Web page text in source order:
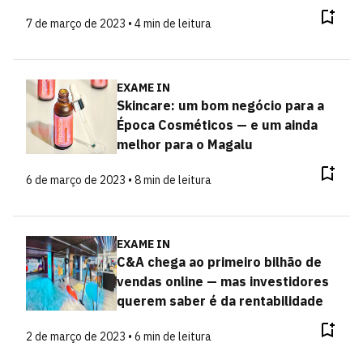
7 de março de 2023 • 4 min de leitura
EXAME IN
Skincare: um bom negócio para a
Época Cosméticos — e um ainda
melhor para o Magalu
6 de março de 2023 • 8 min de leitura
EXAME IN
C&A chega ao primeiro bilhão de
vendas online — mas investidores
querem saber é da rentabilidade
2 de março de 2023 • 6 min de leitura